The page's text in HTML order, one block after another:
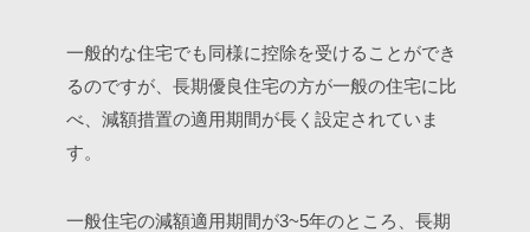
一般的な住宅でも同様に控除を受けることができ
るのですが、長期優良住宅の方が一般の住宅に比
べ、減額措置の適用期間が長く設定されていま
す。
一般住宅の減額適用期間が3~5年のところ、長期